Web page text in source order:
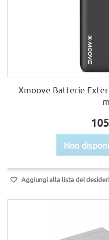
Xmoove Batterie
Non
Aggiungi alla lista dei desideri